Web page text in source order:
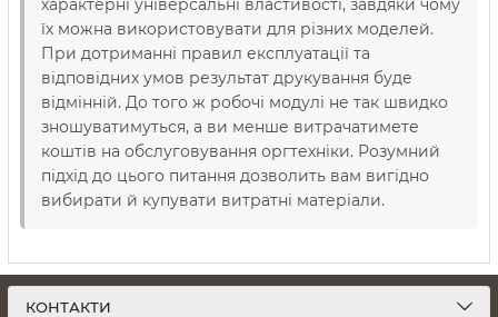
характерні універсальні властивості, завдяки чому
їх можна використовувати для різних моделей.
При дотриманні правил експлуатації та
відповідних умов результат друкування буде
відмінній. До того ж робочі модулі не так швидко
зношуватимуться, а ви менше витрачатимете
коштів на обслуговування оргтехніки. Розумний
підхід до цього питання дозволить вам вигідно
вибирати й купувати витратні матеріали.
КОНТАКТИ